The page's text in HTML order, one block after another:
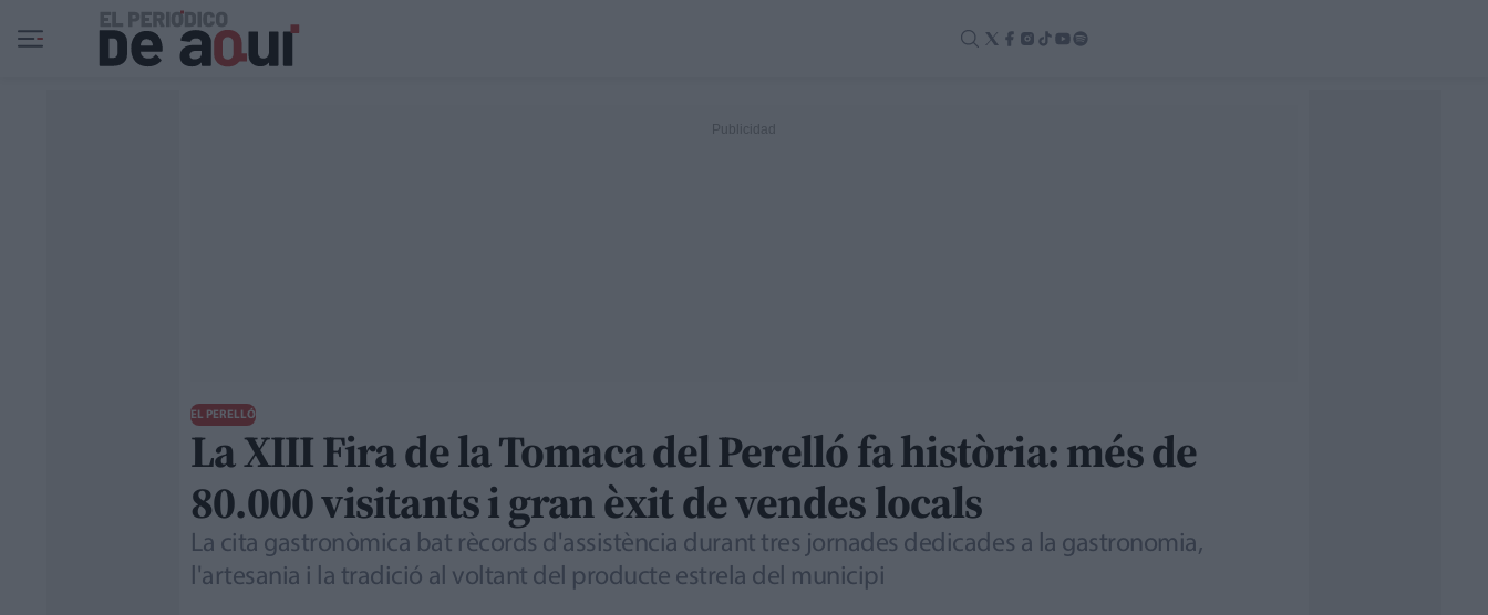
Ir al contenido principal
EL PERELLÓ
La XIII Fira de la Tomaca del Perelló fa història: més de
80.000 visitants i gran èxit de vendes locals
La cita gastronòmica bat rècords d'assistència durant tres jornades dedicades a la gastronomia,
l'artesania i la tradició al voltant del producte estrela del municipi